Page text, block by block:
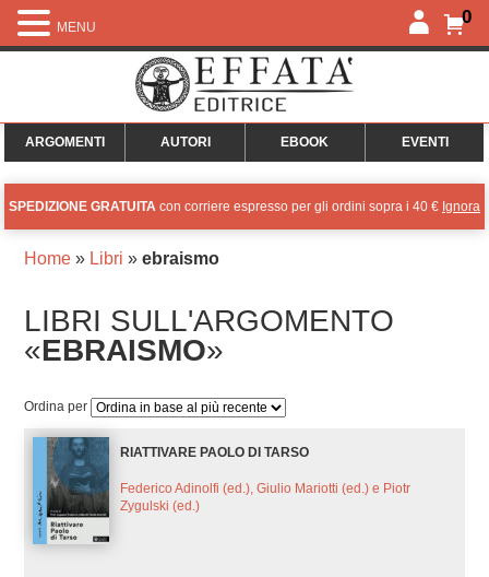
0
ARGOMENTI AUTORI EBOOK EVENTI
SPEDIZIONE GRATUITA con corriere espresso per gli ordini sopra i 40 € Ignora
Home» Libri » ebraismo
LIBRI SULL'ARGOMENTO
«EBRAISMO»
Ordina per
RIATTIVARE PAOLO DI TARSO
Federico Adinolfi (ed.), Giulio Mariotti (ed.) e Piotr
Zygulski (ed.)
MENU